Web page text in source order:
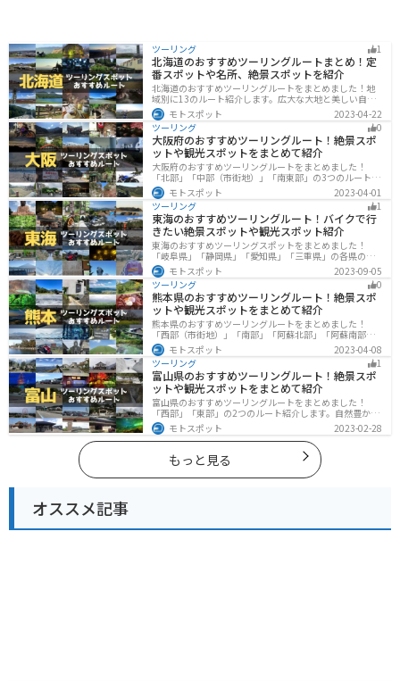
ツーリング 1
北海道のおすすめツーリングルートまとめ！定
番スポットや名所、絶景スポットを紹介
北海道のおすすめツーリングルートをまとめました！地
域別に13のルート紹介します。広大な大地と美しい自然
が広がり、四季折々の魅力を楽しめる観光スポットが数
多くあります。バイクで北海道にツーリングに行く際は
参考にしてください。
モトスポット
2023-04-22
ツーリング
0
大阪府のおすすめツーリングルート！絶景スポ
ットや観光スポットをまとめて紹介
大阪府のおすすめツーリングルートをまとめました！
「北部」「中部（市街地）」「南東部」の3つのルート紹
介します。歴史と近代が融合した魅力的なエリアで様々
な楽しみ方ができます。バイクで大阪府にツーリングに
行く際は参考にしてください。
モトスポット
2023-04-01
ツーリング
1
東海のおすすめツーリングルート！バイクで行
きたい絶景スポットや観光スポット紹介
東海のおすすめツーリングスポットをまとめました！
「岐阜県」「静岡県」「愛知県」「三重県」の各県の観
光地紹介します。自然豊かな山々や湖、温泉地が点在
し、四季折々の景色を楽しめるスポットが多数ありま
す。バイクで東海にツーリングに行く際は参考にしてく
ださい。
モトスポット
2023-09-05
ツーリング
0
熊本県のおすすめツーリングルート！絶景スポ
ットや観光スポットをまとめて紹介
熊本県のおすすめツーリングルートをまとめました！
「西部（市街地）」「南部」「阿蘇北部」「阿蘇南部」
の4つのルート紹介します。阿蘇山や天草諸島をはじめと
した豊かな自然や、熊本城や水前寺成趣園など歴史ある
観光スポットが多数あり、様々な楽しみ方ができます。
バイクで熊本県にツーリングに行く際は参考にしてくだ
さい。
モトスポット
2023-04-08
ツーリング
1
富山県のおすすめツーリングルート！絶景スポ
ットや観光スポットをまとめて紹介
富山県のおすすめツーリングルートをまとめました！
「西部」「東部」の2つのルート紹介します。自然豊かな
山と海、温泉が充実しており、美術館などもあるので、
自然を満喫するツーリングができます。バイクで富山県
にツーリングに行く際は参考にしてください。
モトスポット 2023-02-28
もっと見る
オススメ記事